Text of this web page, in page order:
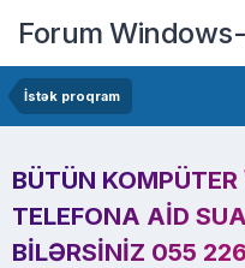
Forum
İstək proqram
BÜTÜN
TELEFONA AID
BILƏRSINIZ 055